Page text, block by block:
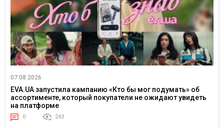
07.08.2026
EVA.UA запустила кампанию «Кто бы мог подумать» об
ассортименте, который покупатели не ожидают увидеть
на платформе
0 243